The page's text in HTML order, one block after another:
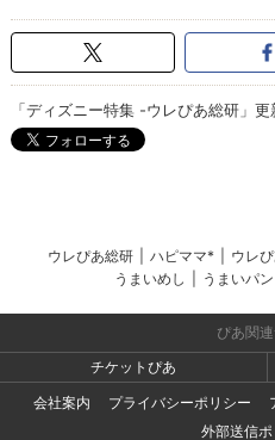
「ディズニー特集 -ウレぴあ総研」
ウレぴあ総研 ハピママ* ウレ
うまいめし
うまいパン
ぴあ関
チケットぴあ
会社案内
プライバシーポリシー
外部送信